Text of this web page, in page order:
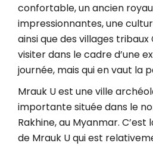
confortable, un ancien
impressionnantes, une
ainsi que des villages
visiter dans le cadre d’une
journée, mais qui en vaut la
Mrauk U est une ville
importante située dans le
Rakhine, au Myanmar.
de Mrauk U qui est